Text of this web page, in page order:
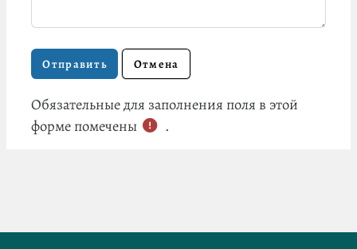
Обязательные для заполнения поля в этой
форме помечены
.